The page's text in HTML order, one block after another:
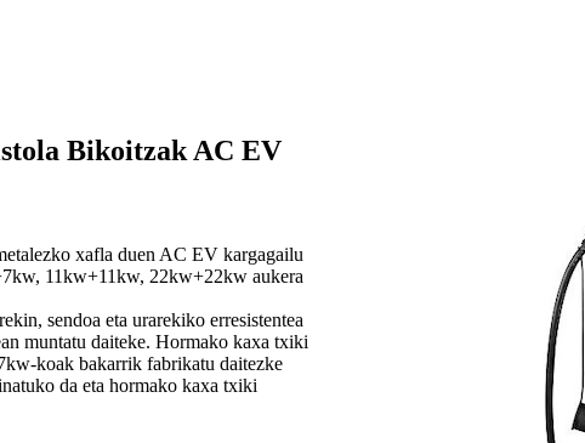
Bikoitzak AC EV
xafla duen AC EV kargagailu
11kw+11kw, 22kw+22kw aukera
sendoa eta urarekiko erresistentea
muntatu daiteke. Hormako kaxa txiki
koak bakarrik fabrikatu daitezke
da eta hormako kaxa txiki